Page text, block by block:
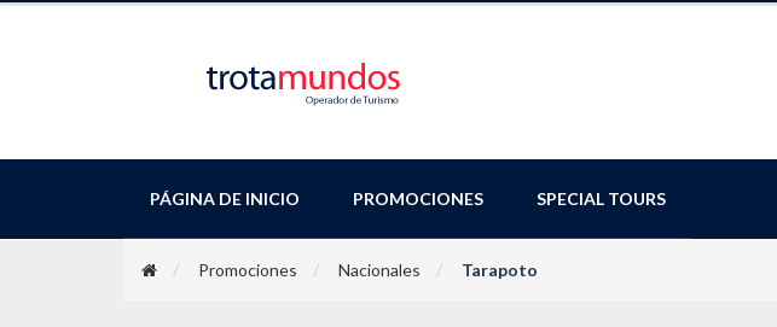
PÁGINA DE INICIO PROMOCIONES SPECIAL TOURS
Promociones Nacionales Tarapoto